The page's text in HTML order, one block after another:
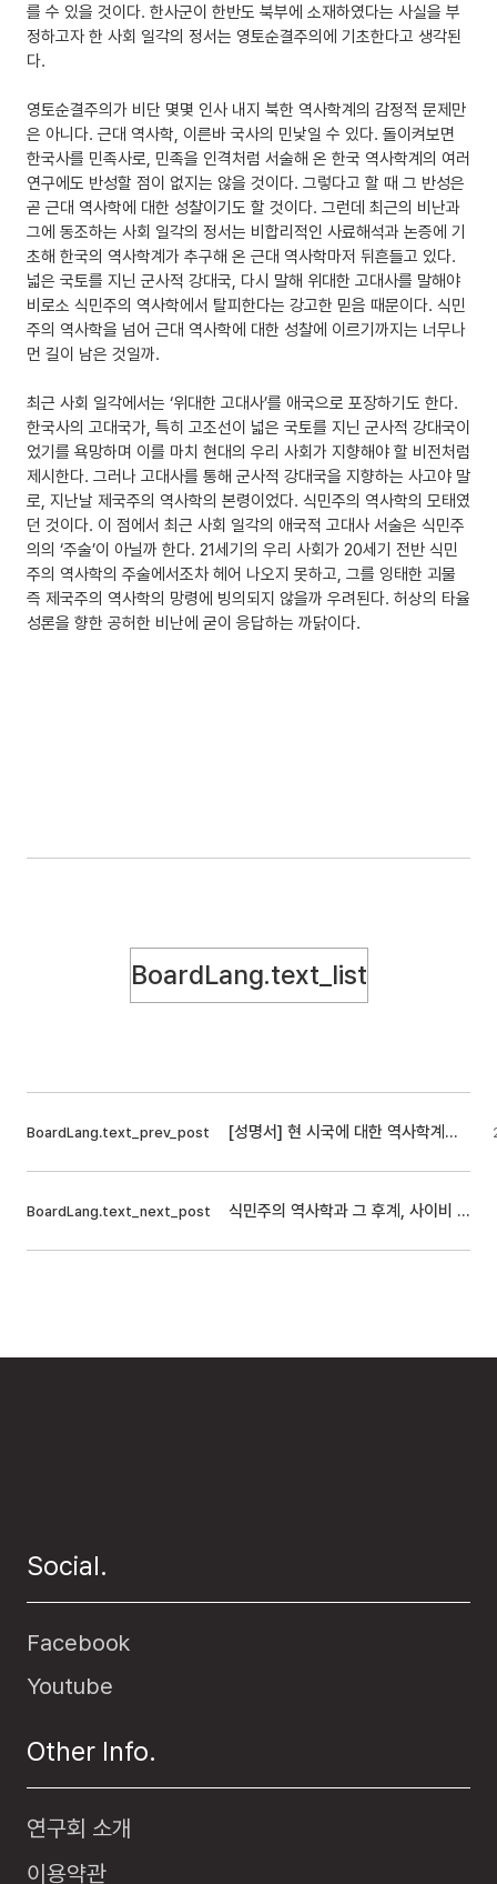
를 수 있을 것이다. 한사군이 한반도 북부에 소재하였다는 사실을 부
정하고자 한 사회 일각의 정서는 영토순결주의에 기초한다고 생각된
다.
영토순결주의가 비단 몇몇 인사 내지 북한 역사학계의 감정적 문제만
은 아니다. 근대 역사학, 이른바 국사의 민낯일 수 있다. 돌이켜보면
한국사를 민족사로, 민족을 인격처럼 서술해 온 한국 역사학계의 여러
연구에도 반성할 점이 없지는 않을 것이다. 그렇다고 할 때 그 반성은
곧 근대 역사학에 대한 성찰이기도 할 것이다. 그런데 최근의 비난과
그에 동조하는 사회 일각의 정서는 비합리적인 사료해석과 논증에 기
초해 한국의 역사학계가 추구해 온 근대 역사학마저 뒤흔들고 있다.
넓은 국토를 지닌 군사적 강대국, 다시 말해 위대한 고대사를 말해야
비로소 식민주의 역사학에서 탈피한다는 강고한 믿음 때문이다. 식민
주의 역사학을 넘어 근대 역사학에 대한 성찰에 이르기까지는 너무나
먼 길이 남은 것일까.
최근 사회 일각에서는 ‘위대한 고대사’를 애국으로 포장하기도 한다.
한국사의 고대국가, 특히 고조선이 넓은 국토를 지닌 군사적 강대국이
었기를 욕망하며 이를 마치 현대의 우리 사회가 지향해야 할 비전처럼
제시한다. 그러나 고대사를 통해 군사적 강대국을 지향하는 사고야 말
로, 지난날 제국주의 역사학의 본령이었다. 식민주의 역사학의 모태였
던 것이다. 이 점에서 최근 사회 일각의 애국적 고대사 서술은 식민주
의의 ‘주술’이 아닐까 한다. 21세기의 우리 사회가 20세기 전반 식민
주의 역사학의 주술에서조차 헤어 나오지 못하고, 그를 잉태한 괴물
즉 제국주의 역사학의 망령에 빙의되지 않을까 우려된다. 허상의 타율
성론을 향한 공허한 비난에 굳이 응답하는 까닭이다.
BoardLang.text_list
BoardLang.text_prev_post [성명서] 현 시국에 대한 역사학계의 요구
BoardLang.text_next_post 식민주의 역사학과 그 후계, 사이비 역사학
Other Info.
연구회 소개
이용약관
Social.
Facebook
Youtube